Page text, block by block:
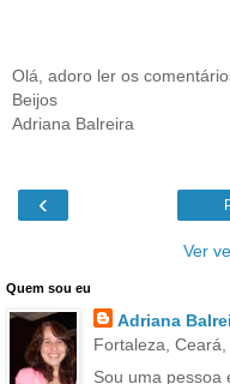
Olá, adoro ler os
Beijos
Adriana Balreira
‹
Ver
Quem sou eu
Adriana
Fortaleza, Ceará,
Sou uma pessoa